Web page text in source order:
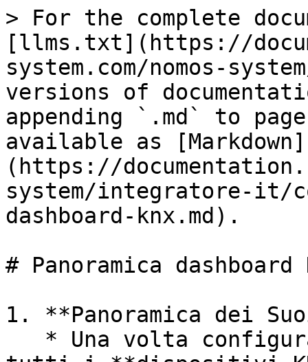
> For the complete
[llms.txt](https://
system.com/nomos-
versions of
appending `.md` to
available as [Markdown]
(https://
system/integratore-it/
dashboard-knx.md).
# Panoramica dashboard
1. **Panoramica dei